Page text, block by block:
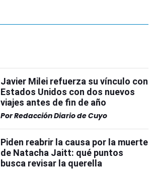
Javier Milei refuerza su vínculo con
Estados Unidos con dos nuevos
viajes antes de fin de año
PorRedacción Diario de Cuyo
Piden reabrir la causa por la muerte
de Natacha Jaitt: qué puntos
busca revisar la querella